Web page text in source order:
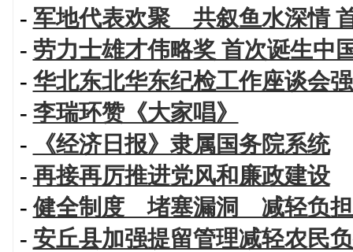
- 军地代表欢聚 共叙鱼水深情
- 劳力士雄才伟略奖 首次诞生中
- 华北东北华东纪检工作座谈
- 李瑞环赞《大家唱》
-
《经济日报》隶属国务院系统
- 再接再厉推进党风和廉政建设
-健全制度 堵塞漏洞 减轻负担
- 安丘县加强提留管理减轻农民